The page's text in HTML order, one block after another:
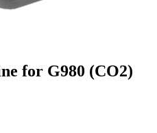
for G980 (CO2)